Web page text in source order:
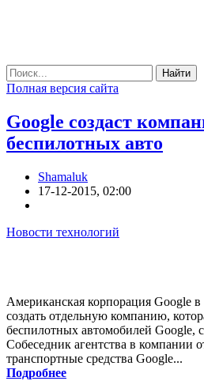
Найти
Полная версия сайта
Google создаст
беспилотных авто
Shamaluk
17-12-2015, 02:00
Новости технологий
Американская корпорация Google
создать отдельную компанию,
беспилотных автомобилей Google,
Собеседник агентства в компании
транспортные средства Google...
Подробнее